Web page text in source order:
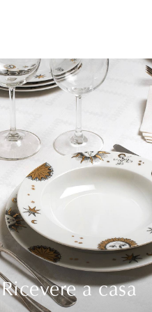
Ricevere a casa